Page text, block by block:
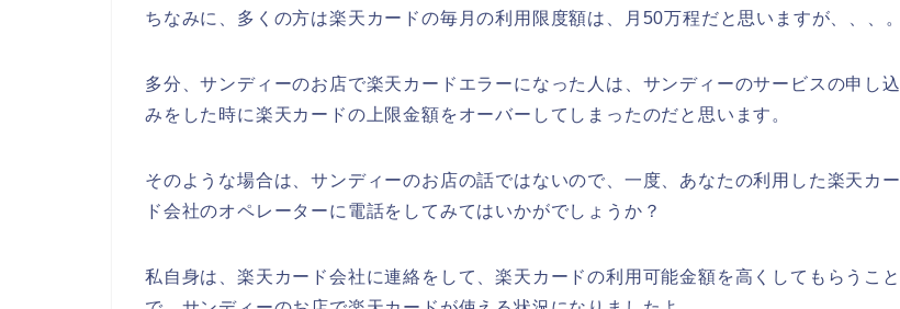
ちなみに、多くの方は楽天カードの毎月の利用限度額は、月50万程だと思いますが、、、。
多分、サンディーのお店で楽天カードエラーになった人は、サンディーのサービスの申し込
みをした時に楽天カードの上限金額をオーバーしてしまったのだと思います。
そのような場合は、サンディーのお店の話ではないので、一度、あなたの利用した楽天カー
ド会社のオペレーターに電話をしてみてはいかがでしょうか？
私自身は、楽天カード会社に連絡をして、楽天カードの利用可能金額を高くしてもらうこと